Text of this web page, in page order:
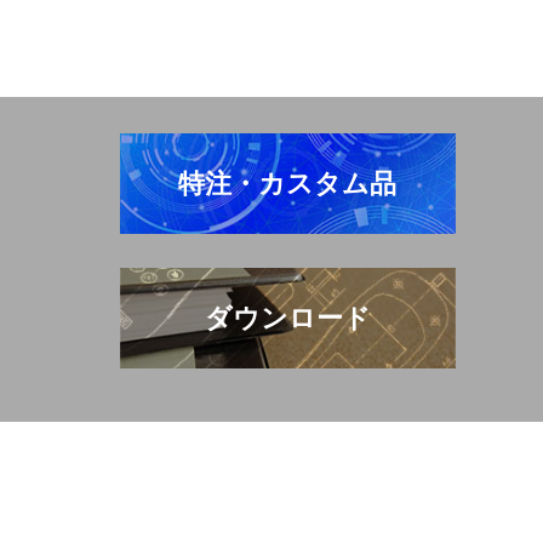
特注・カスタム品
ダウンロード